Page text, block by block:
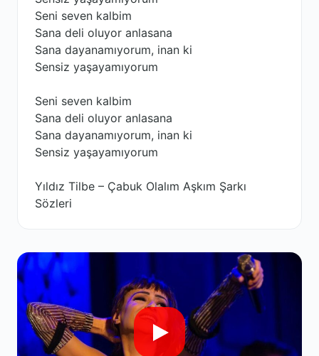
Seni seven kalbim
Sana deli oluyor anlasana
Sana dayanamıyorum, inan ki
Sensiz yaşayamıyorum
Seni seven kalbim
Sana deli oluyor anlasana
Sana dayanamıyorum, inan ki
Sensiz yaşayamıyorum
Yıldız Tilbe – Çabuk Olalım Aşkım Şarkı
Sözleri